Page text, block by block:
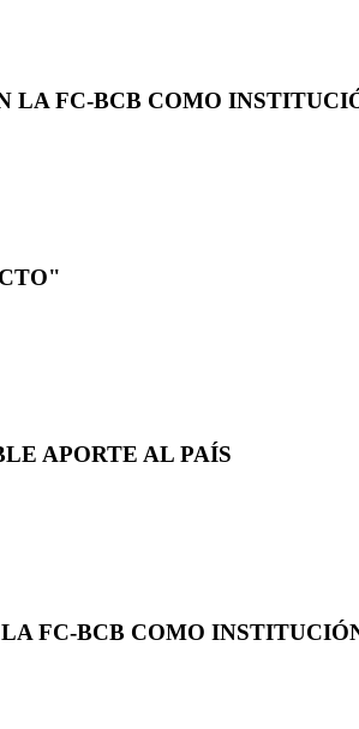
LA FC-BCB COMO
APORTE AL PAÍS
FC-BCB COMO